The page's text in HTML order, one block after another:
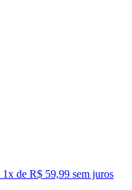
1x de R$ 59,99 sem juros